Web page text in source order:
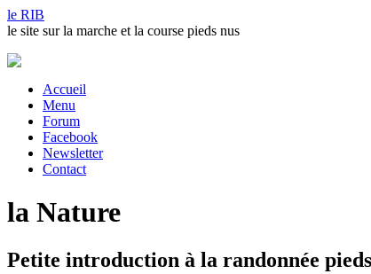
le RIB
le site sur la marche et la course pieds nus
Accueil
Menu
Forum
Facebook
Newsletter
Contact
la Nature
Petite introduction à la randonnée